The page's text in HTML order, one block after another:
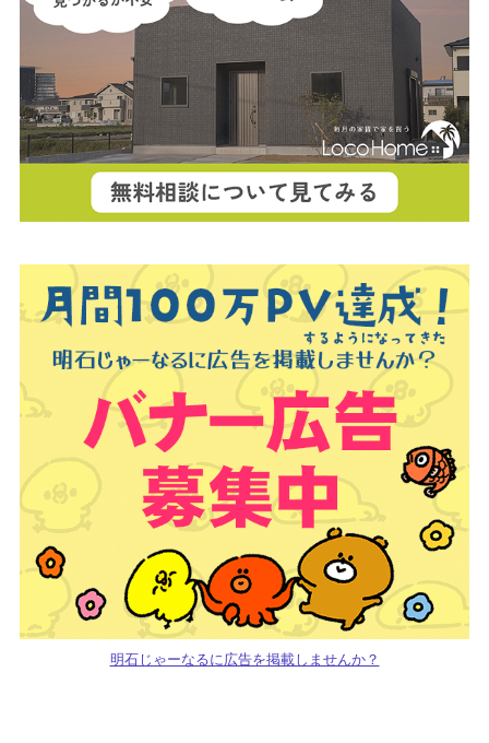
明石じゃーなるに広告を掲載しませんか？